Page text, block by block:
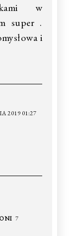
w
super .
i
2019 01:27
7